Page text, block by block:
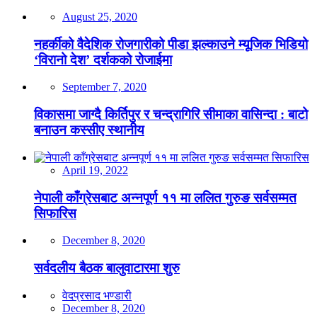
August 25, 2020
नहर्कीको वैदेशिक रोजगारीको पीडा झल्काउने म्यूजिक भिडियो
‘विरानो देश’ दर्शकको रोजाईमा
September 7, 2020
विकासमा जाग्दै किर्तिपुर र चन्द्रागिरि सीमाका वासिन्दा : बाटो
बनाउन कस्सीए स्थानीय
April 19, 2022
नेपाली काँग्रेसबाट अन्नपूर्ण ११ मा ललित गुरुङ सर्वसम्मत
सिफारिस
December 8, 2020
सर्वदलीय बैठक बालुवाटारमा शुरु
वेदप्रसाद भण्डारी
December 8, 2020